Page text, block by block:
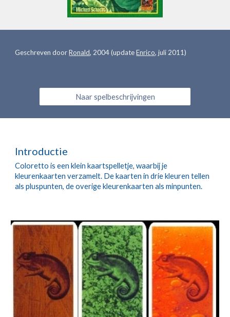
Geschreven door Ronald, 2004 (update Enrico, juli 2011)
Naar spelbeschrijvingen
Introductie
Coloretto is een klein kaartspelletje, waarbij je
kleurenkaarten verzamelt. De kaarten in drie kleuren tellen
als pluspunten, de overige kleurenkaarten als minpunten.